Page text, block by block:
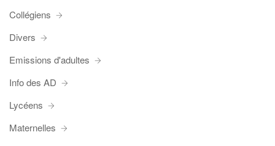
Collégiens
Divers
Emissions d'adultes
Info des AD
Lycéens
Maternelles